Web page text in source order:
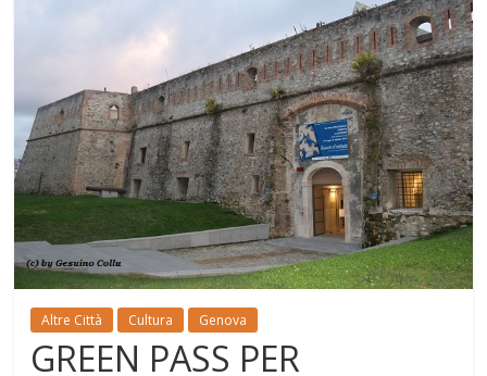
Altre Città Cultura Genova
GREEN PASS PER